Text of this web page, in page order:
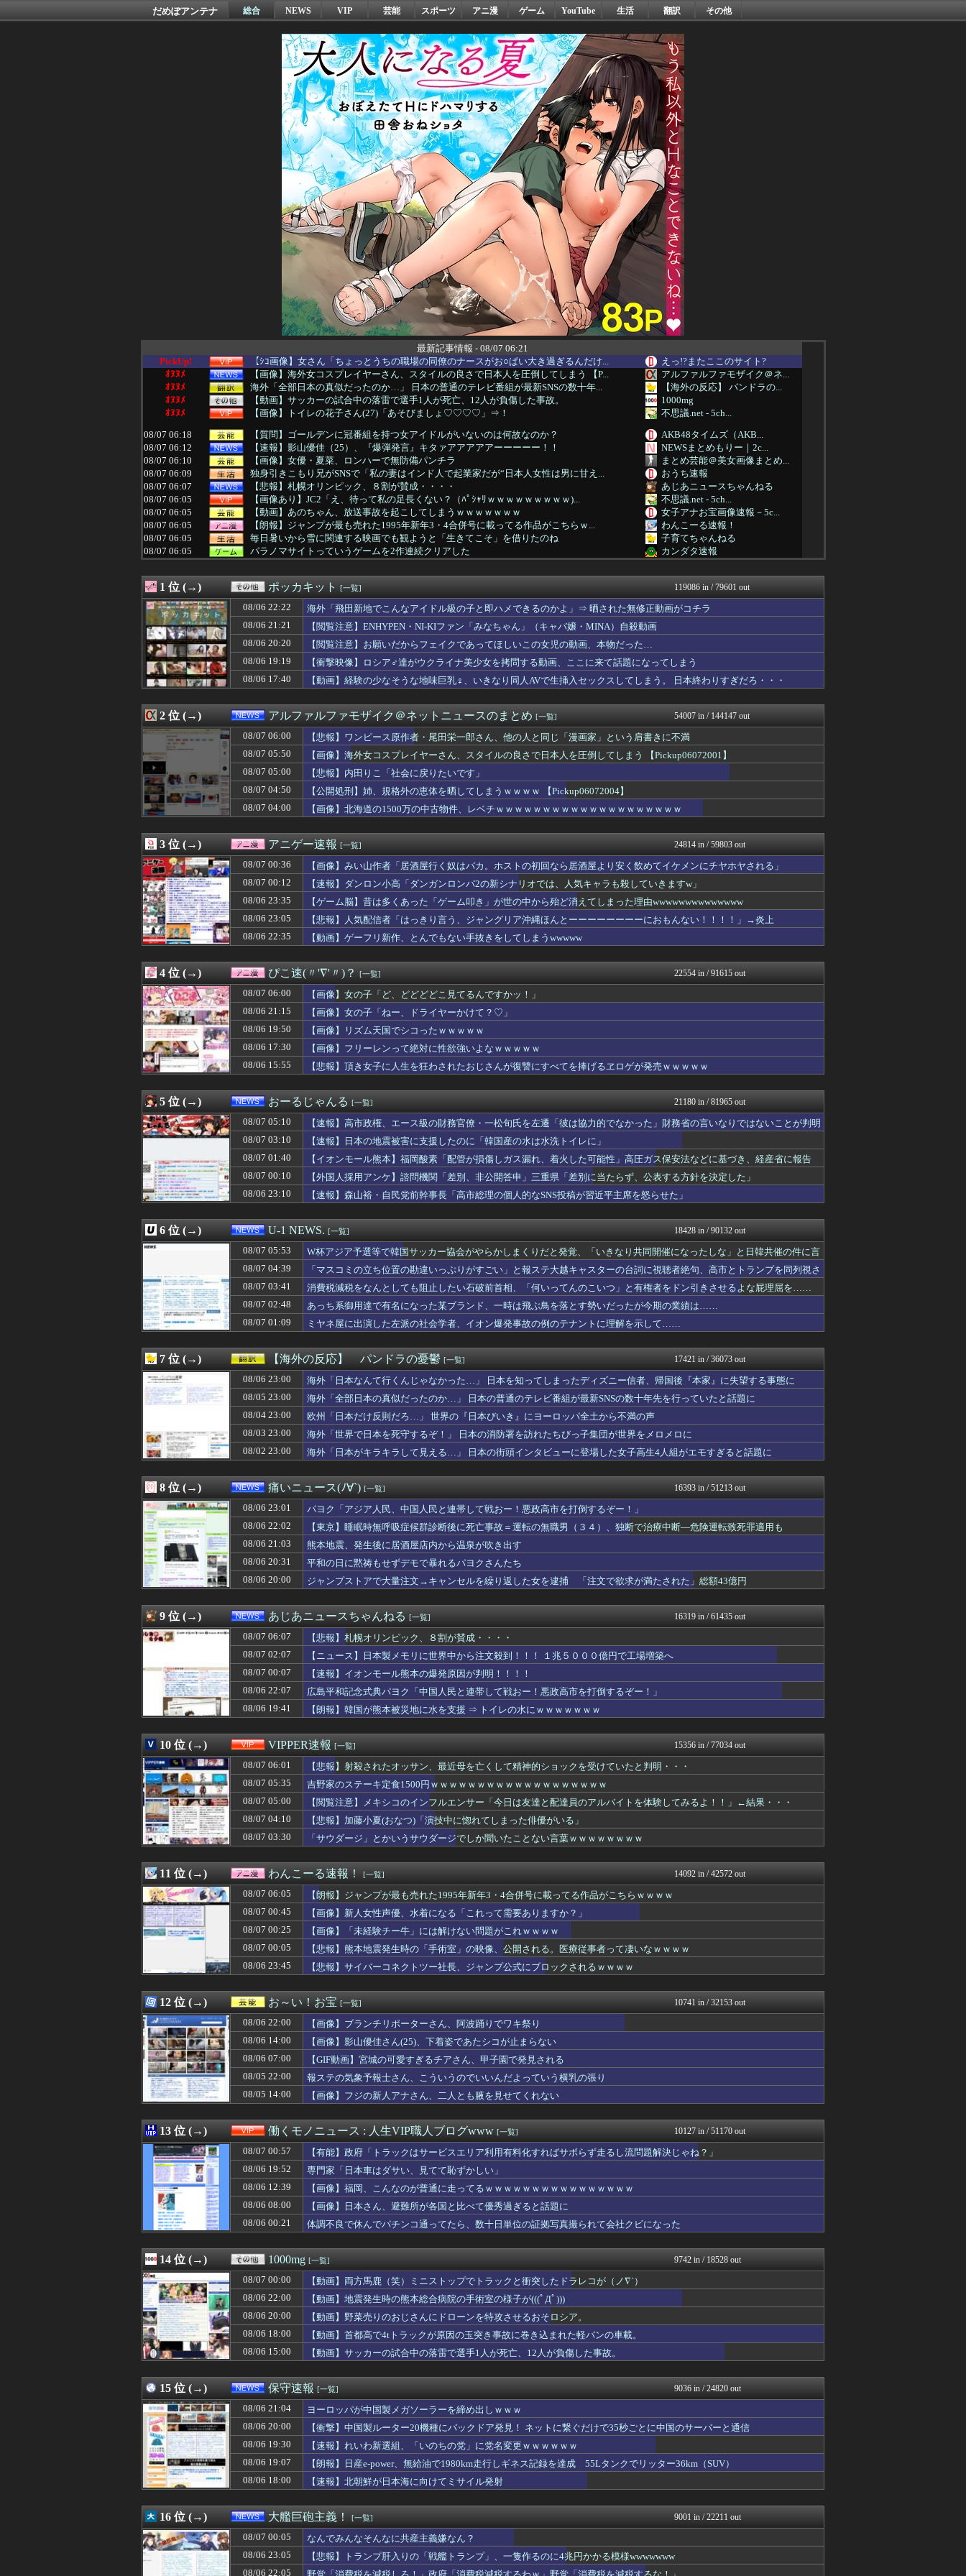
だめぽアンテナ 総合 NEWS VIP 芸能 スポーツ アニ漫 ゲーム YouTube 生活 翻訳 その他
最新記事情報 - 08/07 06:21
PickUp!
【ｼｺ画像】女さん「ちょっとうちの職場の同僚のナースがお○ぱい大き過ぎるんだけ...
えっ!?またここのサイト?
ｵﾇﾇﾒ
【画像】海外女コスプレイヤーさん、スタイルの良さで日本人を圧倒してしまう 【P...
アルファルファモザイク＠ネ...
ｵﾇﾇﾒ
海外「全部日本の真似だったのか…」 日本の普通のテレビ番組が最新SNSの数十年...
【海外の反応】 パンドラの...
ｵﾇﾇﾒ
【動画】サッカーの試合中の落雷で選手1人が死亡、12人が負傷した事故。
1000mg
ｵﾇﾇﾒ
【画像】トイレの花子さん(27)「あそびましょ♡♡♡♡」⇒！
不思議.net - 5ch...
08/07 06:18
【質問】ゴールデンに冠番組を持つ女アイドルがいないのは何故なのか？
AKB48タイムズ（AKB...
08/07 06:12
【速報】影山優佳（25）、『爆弾発言』キタァアアアアアーーーーー！！
NEWSまとめもりー｜2c...
08/07 06:10
【画像】女優・夏菜、ロンハーで無防備パンチラ
まとめ芸能＠美女画像まとめ...
08/07 06:09
独身引きこもり兄がSNSで「私の妻はインド人で起業家だが“日本人女性は男に甘え...
おうち速報
08/07 06:07
【悲報】札幌オリンピック、８割が賛成・・・・
あじあニュースちゃんねる
08/07 06:05
【画像あり】JC2「え、待って私の足長くない？（ﾊﾟｼｬﾘｗｗｗｗｗｗｗｗｗ)...
不思議.net - 5ch...
08/07 06:05
【動画】あのちゃん、放送事故を起こしてしまうｗｗｗｗｗｗｗ
女子アナお宝画像速報－5c...
08/07 06:05
【朗報】ジャンプが最も売れた1995年新年3・4合併号に載ってる作品がこちらｗ...
わんこーる速報！
08/07 06:05
毎日暑いから雪に関連する映画でも観ようと「生きてこそ」を借りたのね
子育てちゃんねる
08/07 06:05
パラノマサイトっていうゲームを2作連続クリアした
カンダタ速報
08/07 06:01
去年10月にゲーミングPC買おうと思ったけどもう少し後でいいやで時期逃したらう...
PCパーツまとめ
08/07 06:01
【悲報】射殺されたオッサン、最近母を亡くして精神的ショックを受けていたと判明・...
VIPPER速報
08/07 06:01
【ウマ娘】あの目をしているドンちゃん。「どんどん美味しく実る…♡」
ウマ娘まとめ速報うまろぐ
08/07 06:00
覇権漫画ワンピースの主人公モンキー・D・ルフィさん、変わり果てた姿で発見される...
ジャンプ速報
08/07 06:00
【FGO】チャイナドレス バーヴァン・シー Fate/GrandOrderのイ...
08/07 06:00
【ウルトラマン】ウルサマ後期のステージ観てきたんだけど
08/07 06:00
【遊戯王情報】闘いのロード 孔雀舞「城之内克也戦」紹介
スターライト速報 -遊戯王...
08/07 06:00
昨季60本塁打・OPS.948の『カル・ローリー』さんの今季の成績
日刊やきう速報
08/07 06:00
【画像】女の子「ど、どどどどこ見てるんですかッ！」
ぴこ速(〃'∇'〃)？
08/07 06:00
ストーリーをクリアした後が本番みたいなゲーム教えてくれ
ああ言えばForYou
08/07 06:00
長男嫁が「お姉ちゃん助けて」と電話してきた。バカトメが、雪の中うちの息子に会い...
かぞくちゃんねる
08/07 06:00
【会社】川上産業株式会社が10月よりプチプチ株式会社に社名変更
みそパンNEWS
08/07 06:00
【日本ハム】堀瑞輝「この場面で任せる監督が悪いと思って」火消し成功で3勝目
ファイターズ王国＠日ハムま...
08/07 06:00
【ラブライブ！】侑ちゃんもミアちゃん(14歳)に押し倒されるくらい弱いんだよね...
コンテンツ・声優 | ラブ...
08/07 05:58
佐久間宣行『（井上和に対して）あの子売れますよ』
08/07 05:55
中国人22人がタイの空港で搭乗拒否される、警備員が「つり目」ジェスチャー―香港...
国難にあってもの申す！！
08/07 05:53
W杯アジア予選等で韓国サッカー協会がやらかしまくりだと発覚、「いきなり共同開催...
U-1 NEWS.
08/07 05:50
【画像】海外女コスプレイヤーさん、スタイルの良さで日本人を圧倒してしまう 【P...
アルファルファモザイク＠ネ...
08/07 05:50
高級豆腐ワイ「150g×2丁で250円か…高いけど美味そうだし一丁買ってみるか...
思考ちゃんねる
08/07 05:45
高級豆腐ワイ「150g×2丁で250円か…高いけど美味そうだし一丁買ってみるか...
V速ニュップ
08/07 05:43
ロシア海軍の太平洋艦隊、日本海やオホーツク海で軍事演習開始…ウクライナ支援続け...
軍事・ミリタリー速報☆彡
08/07 05:40
【売春防止法見直し】「女性だけ処罰」は不公平？ 買う男性も罰するべき 上野千鶴...
結婚・恋愛ニュースぷらす
08/07 05:39
【悲報】 Google、AIに投資しすぎて史上初のマイナスキャッシュフローに陥...
ゴールデンタイムズ
08/07 05:39
【画像】女の子さん、イケメンにするメス顔がこれｗｗｗwｗｗｗｗｗｗｗｗ❤
なんJミュージアム
08/07 05:35
吉野家のステーキ定食1500円ｗｗｗｗｗｗｗｗｗｗｗｗｗｗｗｗｗｗｗ
VIPPER速報
08/07 05:35
【画像】フジテレビで水着JK♡♡♡♡♡♡
不思議.net - 5ch...
08/07 05:34
【悲報】昔の女子アナ、ジジイ整体師におっぱいを揉まれテレビで放送されてしまうｗ...
08/07 05:29
昔の自販機が最高すぎる
まとめたニュース
08/07 05:27
シカホワ村上宗隆、通訳なしで普通に会話。コーチ「今10段階で6ぐらい。来た時は...
ぶる速-VIP
08/07 05:25
彼女「おﾁﾝﾁﾝ小さいくせに！」ワイ「そのﾁﾝﾁﾝで毎回イッてんの誰だよ」ド...
08/07 05:20
韓国で約60年ぶりに路面電車が復活 最新鋭水素燃料電池車も
キムチ速報
08/07 05:15
ワイ昨夜、間違えて上司のパソコンのコンセントを抜いたらこうなるww
08/07 05:12
【速報】『有吉の夏休み』、とんでもない発表をしてしまう！！！！！
08/07 05:12
ジャンプラ、モーニングみたいな新連載が始まるｗｗｗｗｗｗｗｗ
08/07 05:10
【速報】高市政権、エース級の財務官僚・一松旬氏を左遷「彼は協力的でなかった」財...
おーるじゃんる
08/07 05:09
【画像】脱いだ瞬間ドスケベになるボーイッシュ女子、見つかるwwwwwwww
ぶる速-VIP
08/07 05:09
【頑張てnoelを隠した】さくらみこ：水着ガチャコンプでホロライブドリームを掴...
トレンドの通り道
08/07 05:05
【動画】えちえち巨乳女子2人組、とんでもない場所でナンパされてしまうwwwww...
女子アナお宝画像速報－5c...
08/07 05:05
脱衣麻雀でしか得られないときめきってあるよな
げぇ速
08/07 05:03
元ＮＨＫ中川安奈アナがミニスカポリスのコスプレ披露ｗｗｗｗｗ
いたしん！
【悲報】韓国サッカー協会、ガチでワールドカップ予選での審判への性接待がバレ大炎...
watch＠２ちゃんねる
08/07 05:03
【動画】女子ビーチバレー選手「我々は純粋に競技をしてるので性的な目で見ないでく...
Zチャンネル＠VIP
08/07 05:03
【日曜中京10R】7番カイラーサ鮫島良太騎手2着
ハロン棒ch
08/07 05:01
【ウマ娘】暑い日は膝枕で日陰に入りたい。←「絶対に離れたくない場所だな」
ウマ娘まとめ速報うまろぐ
08/07 05:00
【悲報】内田りこ「社会に戻りたいです」
アルファルファモザイク＠ネ...
08/07 05:00
熊本県内で◯◯者が現れまくり、通報頻発！災害支援にも悪影響が及んでしまう…
08/07 05:00
ギリギリやれるブス巨乳ｗｗｗｗｗｗｗｗｗ （※画像あり）
ラビット速報
08/07 05:00
アイナ・ジ・エンドの尻はタマランわ
アイドル・女子アナ★吟じま...
【閲覧注意】メキシコのインフルエンサー「今日は友達と配達員のアルバイトを体験し...
VIPPER速報
08/07 05:00
意識高い系「インドに５年住んだら人生観かわる」←これｗｗｗ
【2ch】ニュー速クオリテ...
08/07 05:00
【電池】リチウムイオンの移動速度が最大1万倍に？次世代全固体電池の設計指針を変...
常識的に考えた
08/07 05:00
【ラブライブ！】【画像】桜小路きな子ちゃんの尻【Liella!】
コンテンツ・声優 | ラブ...
08/07 05:00
【福岡】3年間で2億6500万円 福岡県議会「海外視察費」公表
みそパンNEWS
08/07 05:00
田﨑さくらアナ セクシーノースリーブ脇！！
アナきゃぷ速報
08/07 05:00
【がん原因】1位は感染症16.6%！喫煙・飲酒より多い衝撃の真実
モッコスヌ〜ン
08/07 04:55
「投資不適格になりつつある」ブルームバーグが突き付けた韓国金融市場の崖っぷち ...
08/07 04:50
【公開処刑】姉、規格外の恵体を晒してしまうｗｗｗｗ 【Pickup060720...
アルファルファモザイク＠ネ...
08/07 04:45
「Linuxで十分じゃね…？」世界が気付き始める Linuxの市場シェアが初め...
(*ﾟ∀ﾟ)ゞカガクニュー...
08/07 04:45
「Linuxで十分じゃね…？」世界が気付き始める Linuxの市場シェアが初め...
VIPワイドガイド
タブレットのバッテリーが膨らんで画面が剥がれてきたんやが
08/07 04:39
ドラマ「親愛なる夫へ」を語ろう
がーるずレポート - ガー...
08/07 04:39
「マスコミの立ち位置の勘違いっぷりがすごい」と報ステ大越キャスターの台詞に視聴...
U-1 NEWS.
08/07 04:39
【画像】二瓶有加さんお胸が過ぎるｗｗｗｗｗｗｗ
うしみつ-5chまとめ-
08/07 04:25
【悲報】ソープでイッた後に嬢の耳元で「好き」って囁く瞬間ｗｗｗｗｗｗｗｗwww...
バズッター速報
08/07 04:19
青春時代を思い出すコスメ
08/07 04:19
【画像】松本人志さん、大勢の若いファンに囲まれてご満悦wwwwwwwwwwww...
08/07 04:19
日本の商船が中国に臨検された場合は「台湾軍が対応」と台湾軍トップ！
軍事・ミリタリー速報☆彡
08/07 04:19
カープ、最下位転落も3位が射程圏内。新井監督「特別な日の試合だったので負けて悔...
芸能人の気になる噂
08/07 04:18
綾瀬はるかの丸出し上半身ヤバすぎだってwwwwwww
08/07 04:15
ぼく「妹がぼくの子供を妊娠したんだ…」父「！？実は俺と母さんも兄妹なんだ」ぼく...
08/07 04:12
【悲報】立川志らく、ガチでブチギレてしまう！！！！！！
NEWSまとめもりー｜2c...
08/07 04:10
【画像】NHKに出た仙台育英の野球部JKマネージャー、ガチで可愛いぞ
まとめ芸能＠美女画像まとめ...
08/07 04:09
【福岡】西鉄、天神駅と薬院駅の駅構内で不審な音声（下ネタ）が流れる 第三者が不...
コノユビニュース｜みんなの...
08/07 04:05
【画像】オタク「実際にプレイしたらわかるけどライザは友達って感じで性的な目では...
げぇ速
08/07 04:05
【画像】ボスJK、撮られるｗｗｗｗｗｗｗｗｗｗ
ケガが多かったプロ野球選手※多村仁志禁止
ツバメ速報＠ヤクルトスワロ...
【衝撃】きゃりーぱみゅぱみゅ 本名をさらりと告白
V系まとめ速報
08/07 04:05
取り放題でてんこ盛りにしてるのはまあ見かけるが持ち帰りはなしでしょう、、、
08/07 04:05
フラれるじゃなく、フる側の曲
08/07 04:05
【画像】エチビデ女優さん、番組の企画でハッスルしすぎてしまうｗｗｗｗｗｗ
女子アナお宝画像速報－5c...
08/07 04:03
【画像】森香澄さんのJK姿😍ｗｗ😍ｗ😍ｗｗｗ😍ｗｗｗｗｗｗ
いたしん！
08/07 04:03
【悲報】サイバーコネクトツーの松山氏、JUMP公式にブロックされるｗｗｗｗｗｗ...
watch＠２ちゃんねる
08/07 04:02
三大傑作ゼルダライク「The Binding of Isaac」「ダークソウル...
mutyunのゲーム+αブ...
08/07 04:01
【ウマ娘】アイちゃんとフサパンの水着、DKPIとDKPIが触れてる構図が良き…
ウマ娘まとめ速報うまろぐ
08/07 04:00
早食いしてる奴、マジでヤバイぞ・・・
08/07 04:00
【画像】日本の富豪「数千万円する腕時計最高！ｗｗｗ」欧米の大富豪「…」
【2ch】ニュー速クオリテ...
08/07 04:00
【画像】キズナアイが今年で10周年ってマジ？wwwwwwwwwwwwwwwww
ラビット速報
08/07 04:00
劇団員やってる友達からたまにチケット買わされるから見に行くんやけどさ・・・
08/07 04:00
もこうのKICK・Youtube配信にもNightbotみたいなコメント制御ツ...
ゲーム実況者速報＠YouT...
08/07 04:00
【天文】太陽に含まれる「銀」は従来推定よりも約55％多かった？ 隕石の分析結果...
常識的に考えた
08/07 04:00
【ウマ娘】今日はボサボサな忠犬ミラ公たち
パカ娘速報！！ウマ娘まとめ...
08/07 04:00
【ラブライブ！】🌙🐈‍⬛「うちのオタクは社畜かボンボン」（世界の平均睡眠時間ラ...
コンテンツ・声優 | ラブ...
08/07 04:00
韓国人「ソクリ投票問題の年に、選挙管理委員会が成果給を99.99%受け取ってい...
韓国ニュース反応まとめ
08/07 04:00
【ガンダム戦艦】主砲よりMS貼り付けが正解？ブリッジ剥き出しの謎を考察
08/07 03:57
合コンで出会った超しつこい男にブチギレて帰宅。それから3ヶ月、突然携帯に着信が...
婚外ちゃんねる
08/07 03:55
三重県警察 鈴鹿サーキットでパレード走行訓練中だった白バイが転倒事故 20代の...
SpaceX、米国防関連技術保護を重視し供給連鎖から中国系を完全排除へ 供給業...
もえるあじあ(･∀･)
【画像】チー牛さん、とんでもない恵体の白人美女と結婚してしまうｗｗｗｗｗｗｗｗ...
08/07 03:50
【絶望】里帰り出産中の嫁と険悪…もう会わずに離婚したくなった理由がコレｗｗｗｗ
キスログ
08/07 03:39
子の保育園バザーに出そうと思っていた物をダンボール箱ごと持っていったママ。中身...
奥様は鬼女-DQN返しまと...
08/07 03:39
【ククパ】味付けがケチャップ、タイトルがスイーツ臭…。クックパッドで地雷レシピ...
奥様は鬼女-DQN返しまと...
08/07 03:39
小梨の私へ嫌味言ってたトメが、標的をコトメに変えた→トメ「いつになったら結婚す...
08/07 03:39
【画像】24歳の人妻さん、露天風呂で撮られるｗｗｗｗｗｗｗｗｗｗｗｗｗｗｗｗ...
08/07 03:38
やってみたいバイト
がーるずレポート - ガー...
08/07 03:34
【画像】Ado、おっぱいが小さい。【朗悲報】
筋肉速報
08/07 03:33
【興奮】発情期の嫁のマ○コをチ◯コで擦りまくった結果ｗｗｗｗｗｗｗｗｗｗｗ
08/07 03:32
【画像】ワイ、女性に手を褒められてめっちゃ嬉しかった
08/07 03:30
「サウダージ」とかいうサウダージでしか聞いたことない言葉ｗｗｗｗｗｗｗｗ
VIPPER速報
08/07 03:30
【衝撃】嫁の不倫相手から『神対応』されて人生やり直せた結果ｗｗｗｗ
キスログ
08/07 03:26
【画像】 こんなだらしない体型の女子が好きなやついる？
芸能人の気になる噂
08/07 03:25
【悲報】格安ピンサロ行ってきたらｗｗｗｗｗｗｗｗｗｗｗwwww
バズッター速報
08/07 03:19
大人になってから共感できなくなったキャラ
08/07 03:18
ベランダで緑色で赤いくちばしの中型のインコを保護。ご近所あたりにチラシを貼り、...
奥様は鬼女-DQN返しまと...
08/07 03:18
恋愛相談してくる職場の後輩(♀)に、勝手に不倫相手（本命）にされた。挙句その彼...
婚外ちゃんねる
08/07 03:18
【すごい話】余命半年と言われてたがウワキ夫捨てて義両親の介護やめたらガンが綺麗...
08/07 03:15
ラブホあるあるWVW
まとめCUP
08/07 03:12
【悲報】共同通信、ガチで逝く・・・・・・
NEWSまとめもりー｜2c...
08/07 03:11
【必見動画】熊本総合病院 地震発生時の手術室の映像が色んな意味で衝撃的だと話題...
正義の見方
08/07 03:10
【衝撃】妻の浮気が発覚…あのときの「音信不通の弟」の意味がヤバすぎたｗｗｗｗ
キスログ
08/07 03:10
【速報】日本の地震被害に支援したのに「韓国産の水は水洗トイレに」
おーるじゃんる
08/07 03:09
【VCR RUST】葛葉達：7日目｜あまりに生々しすぎる陰キャムーブでギャルを...
08/07 03:09
【子供】結局何歳差がベスト？？
08/07 03:09
米穀商社の木徳神糧、4-6月期経常利益が前年同期比97.7％減の0.7億円に減...
コノユビニュース｜みんなの...
08/07 03:05
【画像】ダンス部さん、公式SNSで部員のエ○チな動画をあげてしまった結果ｗｗｗ...
女子アナお宝画像速報－5c...
08/07 03:03
【朗報】「誰からも好かれる主人公」の特徴、ガチで決まるｗｗｗｗ
08/07 03:03
【悲報】ワイ、上司、新入社員がスタバでパソコンやって企業秘密漏洩したから泣かし...
08/07 03:03
【驚愕】サッカー王国ブラジルで進むサッカー離れ 36％が「関心なし」
watch＠２ちゃんねる
08/07 03:01
【ウマ娘】昔の水着がそのまま入るジャーニー…まるで成長していない！？ ウマ娘まとめ速報うまろぐ
1 位 (→) ポッカキット [一覧] 119086 in / 79601 out
08/06 22:22
海外「飛田新地でこんなアイドル級の子と即ハメできるのかよ」⇒ 晒された無修正動画がコチラ
08/06 21:21
【閲覧注意】ENHYPEN・NI-KIファン「みなちゃん」（キャバ嬢・MINA）自殺動画
08/06 20:20
【閲覧注意】お願いだからフェイクであってほしいこの女児の動画、本物だった…
08/06 19:19
【衝撃映像】ロシア♂達がウクライナ美少女を拷問する動画、ここに来て話題になってしまう
08/06 17:40
【動画】経験の少なそうな地味巨乳♀、いきなり同人AVで生挿入セックスしてしまう。 日本終わりすぎだろ・・・
2 位 (→) アルファルファモザイク＠ネットニュースのまとめ [一覧] 54007 in / 144147 out
08/07 06:00
【悲報】ワンピース原作者・尾田栄一郎さん、他の人と同じ「漫画家」という肩書きに不満
08/07 05:50
【画像】海外女コスプレイヤーさん、スタイルの良さで日本人を圧倒してしまう 【Pickup06072001】
08/07 05:00
【悲報】内田りこ「社会に戻りたいです」
08/07 04:50
【公開処刑】姉、規格外の恵体を晒してしまうｗｗｗｗ 【Pickup06072004】
08/07 04:00
【画像】北海道の1500万の中古物件、レベチｗｗｗｗｗｗｗｗｗｗｗｗｗｗｗｗｗｗｗｗ
3 位 (→) アニゲー速報 [一覧] 24814 in / 59803 out
08/07 00:36
【画像】みい山作者「居酒屋行く奴はバカ。ホストの初回なら居酒屋より安く飲めてイケメンにチヤホヤされる」
08/07 00:12
【速報】ダンロン小高「ダンガンロンパ2の新シナリオでは、人気キャラも殺していきますw」
08/06 23:35
【ゲーム脳】昔は多くあった「ゲーム叩き」が世の中から殆ど消えてしまった理由wwwwwwwwwwwwww
08/06 23:05
【悲報】人気配信者「はっきり言う、ジャングリア沖縄ほんとーーーーーーーーにおもんない！！！！」→炎上
08/06 22:35
【動画】ゲーフリ新作、とんでもない手抜きをしてしまうwwwww
4 位 (→) ぴこ速(〃'∇'〃)？ [一覧] 22554 in / 91615 out
08/07 06:00
【画像】女の子「ど、どどどどこ見てるんですかッ！」
08/06 21:15
【画像】女の子「ねー、ドライヤーかけて？♡」
08/06 19:50
【画像】リズム天国でシコったｗｗｗｗｗ
08/06 17:30
【画像】フリーレンって絶対に性欲強いよなｗｗｗｗｗ
08/06 15:55
【悲報】頂き女子に人生を狂わされたおじさんが復讐にすべてを捧げるヱロゲが発売ｗｗｗｗｗ
5 位 (→) おーるじゃんる [一覧] 21180 in / 81965 out
08/07 05:10
【速報】高市政権、エース級の財務官僚・一松旬氏を左遷「彼は協力的でなかった」財務省の言いなりではないことが判明
08/07 03:10
【速報】日本の地震被害に支援したのに「韓国産の水は水洗トイレに」
08/07 01:40
【イオンモール熊本】福岡酸素「配管が損傷しガス漏れ、着火した可能性」高圧ガス保安法などに基づき、経産省に報告
08/07 00:10
【外国人採用アンケ】諮問機関「差別、非公開答申」三重県「差別に当たらず、公表する方針を決定した」
08/06 23:10
【速報】森山裕・自民党前幹事長「高市総理の個人的なSNS投稿が習近平主席を怒らせた」
6 位 (→) U-1 NEWS. [一覧] 18428 in / 90132 out
08/07 05:53
W杯アジア予選等で韓国サッカー協会がやらかしまくりだと発覚、「いきなり共同開催になったしな」と日韓共催の件に言
及する声も……
08/07 04:39
「マスコミの立ち位置の勘違いっぷりがすごい」と報ステ大越キャスターの台詞に視聴者絶句、高市とトランプを同列視さ
せようという思惑がひしひしと
08/07 03:41
消費税減税をなんとしても阻止したい石破前首相、「何いってんのこいつ」と有権者をドン引きさせるよな屁理屈を……
08/07 02:48
あっち系御用達で有名になった某ブランド、一時は飛ぶ鳥を落とす勢いだったが今期の業績は……
08/07 01:09
ミヤネ屋に出演した左派の社会学者、イオン爆発事故の例のテナントに理解を示して……
7 位 (→) 【海外の反応】 パンドラの憂鬱 [一覧] 17421 in / 36073 out
08/06 23:00
海外「日本なんて行くんじゃなかった…」 日本を知ってしまったディズニー信者、帰国後『本家』に失望する事態に
08/05 23:00
海外「全部日本の真似だったのか…」 日本の普通のテレビ番組が最新SNSの数十年先を行っていたと話題に
08/04 23:00
欧州「日本だけ反則だろ…」 世界の『日本びいき』にヨーロッパ全土から不満の声
08/03 23:00
海外「世界で日本を死守するぞ！」 日本の消防署を訪れたちびっ子集団が世界をメロメロに
08/02 23:00
海外「日本がキラキラして見える…」 日本の街頭インタビューに登場した女子高生4人組がエモすぎると話題に
8 位 (→) 痛いニュース(ﾉ∀`) [一覧] 16393 in / 51213 out
08/06 23:01
パヨク「アジア人民、中国人民と連帯して戦おー！悪政高市を打倒するぞー！」
08/06 22:02
【東京】睡眠時無呼吸症候群診断後に死亡事故＝運転の無職男（３４）、独断で治療中断―危険運転致死罪適用も
08/06 21:03
熊本地震、発生後に居酒屋店内から温泉が吹き出す
08/06 20:31
平和の日に黙祷もせずデモで暴れるパヨクさんたち
08/06 20:00
ジャンプストアで大量注文→キャンセルを繰り返した女を逮捕 「注文で欲求が満たされた」総額43億円
9 位 (→) あじあニュースちゃんねる [一覧] 16319 in / 61435 out
08/07 06:07
【悲報】札幌オリンピック、８割が賛成・・・・
08/07 02:07
【ニュース】日本製メモリに世界中から注文殺到！！！ １兆５０００億円で工場増築へ
08/07 00:07
【速報】イオンモール熊本の爆発原因が判明！！！！
08/06 22:07
広島平和記念式典パヨク「中国人民と連帯して戦おー！悪政高市を打倒するぞー！」
08/06 19:41
【朗報】韓国が熊本被災地に水を支援 ⇒ トイレの水にｗｗｗｗｗｗｗ
10 位 (→) VIPPER速報 [一覧] 15356 in / 77034 out
08/07 06:01
【悲報】射殺されたオッサン、最近母を亡くして精神的ショックを受けていたと判明・・・
08/07 05:35
吉野家のステーキ定食1500円ｗｗｗｗｗｗｗｗｗｗｗｗｗｗｗｗｗｗｗ
08/07 05:00
【閲覧注意】メキシコのインフルエンサー「今日は友達と配達員のアルバイトを体験してみるよ！！」←結果・・・
08/07 04:10
【悲報】加藤小夏(おなつ)「演技中に惚れてしまった俳優がいる」
08/07 03:30
「サウダージ」とかいうサウダージでしか聞いたことない言葉ｗｗｗｗｗｗｗｗ
11 位 (→) わんこーる速報！ [一覧] 14092 in / 42572 out
08/07 06:05
【朗報】ジャンプが最も売れた1995年新年3・4合併号に載ってる作品がこちらｗｗｗｗ
08/07 00:45
【画像】新人女性声優、水着になる「これって需要ありますか？」
08/07 00:25
【画像】「未経験チー牛」には解けない問題がこれｗｗｗｗ
08/07 00:05
【悲報】熊本地震発生時の「手術室」の映像、公開される。医療従事者って凄いなｗｗｗｗ
08/06 23:45
【悲報】サイバーコネクトツー社長、ジャンプ公式にブロックされるｗｗｗｗ
12 位 (→) お～い！お宝 [一覧] 10741 in / 32153 out
08/06 22:00
【画像】ブランチリポーターさん、阿波踊りでワキ祭り
08/06 14:00
【画像】影山優佳さん(25)、下着姿であたシコが止まらない
08/06 07:00
【GIF動画】宮城の可愛すぎるチアさん、甲子園で発見される
08/05 22:00
報ステの気象予報士さん、こういうのでいいんだよっていう横乳の張り
08/05 14:00
【画像】フジの新人アナさん、二人とも腋を見せてくれない
13 位 (→) 働くモノニュース : 人生VIP職人ブログwww [一覧] 10127 in / 51170 out
08/07 00:57
【有能】政府「トラックはサービスエリア利用有料化すればサボらず走るし流問題解決じゃね？」
08/06 19:52
専門家「日本車はダサい、見てて恥ずかしい」
08/06 12:39
【画像】福岡、こんなのが普通に走ってるｗｗｗｗｗｗｗｗｗｗｗｗｗｗｗｗ
08/06 08:00
【画像】日本さん、避難所が各国と比べて優秀過ぎると話題に
08/06 00:21
体調不良で休んでパチンコ通ってたら、数十日単位の証拠写真撮られて会社クビになった
14 位 (→) 1000mg [一覧] 9742 in / 18528 out
08/07 00:00
【動画】両方馬鹿（笑）ミニストップでトラックと衝突したドラレコが（ノ∇`）
08/06 22:00
【動画】地震発生時の熊本総合病院の手術室の様子が(((ﾟДﾟ)))
08/06 20:00
【動画】野菜売りのおじさんにドローンを特攻させるおそロシア。
08/06 18:00
【動画】首都高で4tトラックが原因の玉突き事故に巻き込まれた軽バンの車載。
08/06 15:00
【動画】サッカーの試合中の落雷で選手1人が死亡、12人が負傷した事故。
15 位 (→) 保守速報 [一覧] 9036 in / 24820 out
08/06 21:04
ヨーロッパが中国製メガソーラーを締め出しｗｗｗ
08/06 20:00
【衝撃】中国製ルーター20機種にバックドア発見！ ネットに繋ぐだけで35秒ごとに中国のサーバーと通信
08/06 19:30
【速報】れいわ新選組、「いのちの党」に党名変更ｗｗｗｗｗｗ
08/06 19:07
【朗報】日産e-power、無給油で1980km走行しギネス記録を達成 55Lタンクでリッター36km（SUV）
08/06 18:00
【速報】北朝鮮が日本海に向けてミサイル発射
16 位 (→) 大艦巨砲主義！ [一覧] 9001 in / 22211 out
08/07 00:05
なんでみんなそんなに共産主義嫌なん？
08/06 23:05
【悲報】トランプ肝入りの「戦艦トランプ」、一隻作るのに4兆円かかる模様wwwwwww
08/06 22:05